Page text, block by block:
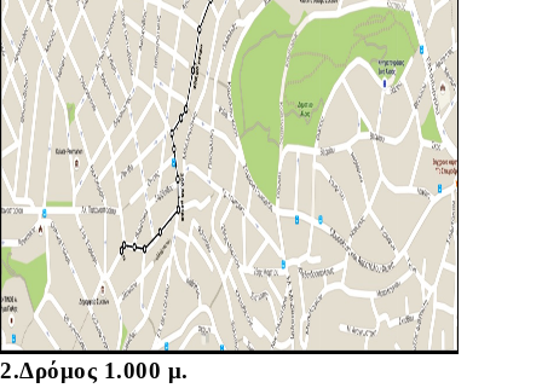
2.Δρόμος 1.000 μ.